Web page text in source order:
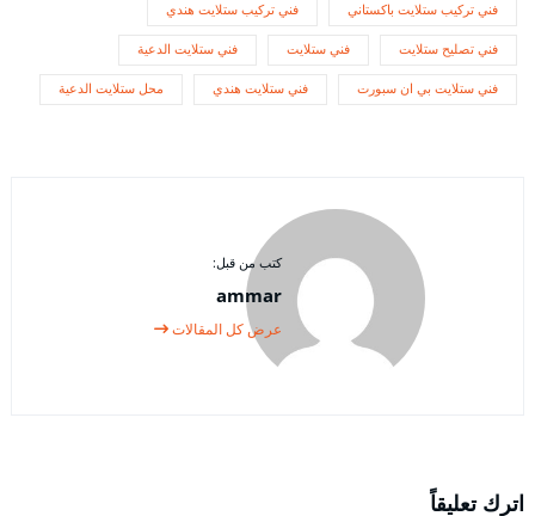
فني تركيب ستلايت باكستاني فني تركيب ستلايت هندي
فني تصليح ستلايت فني ستلايت فني ستلايت الدعية
فني ستلايت بي ان سبورت فني ستلايت هندي محل ستلايت الدعية
كتب من قبل:
ammar
عرض كل المقالات
اترك تعليقاً